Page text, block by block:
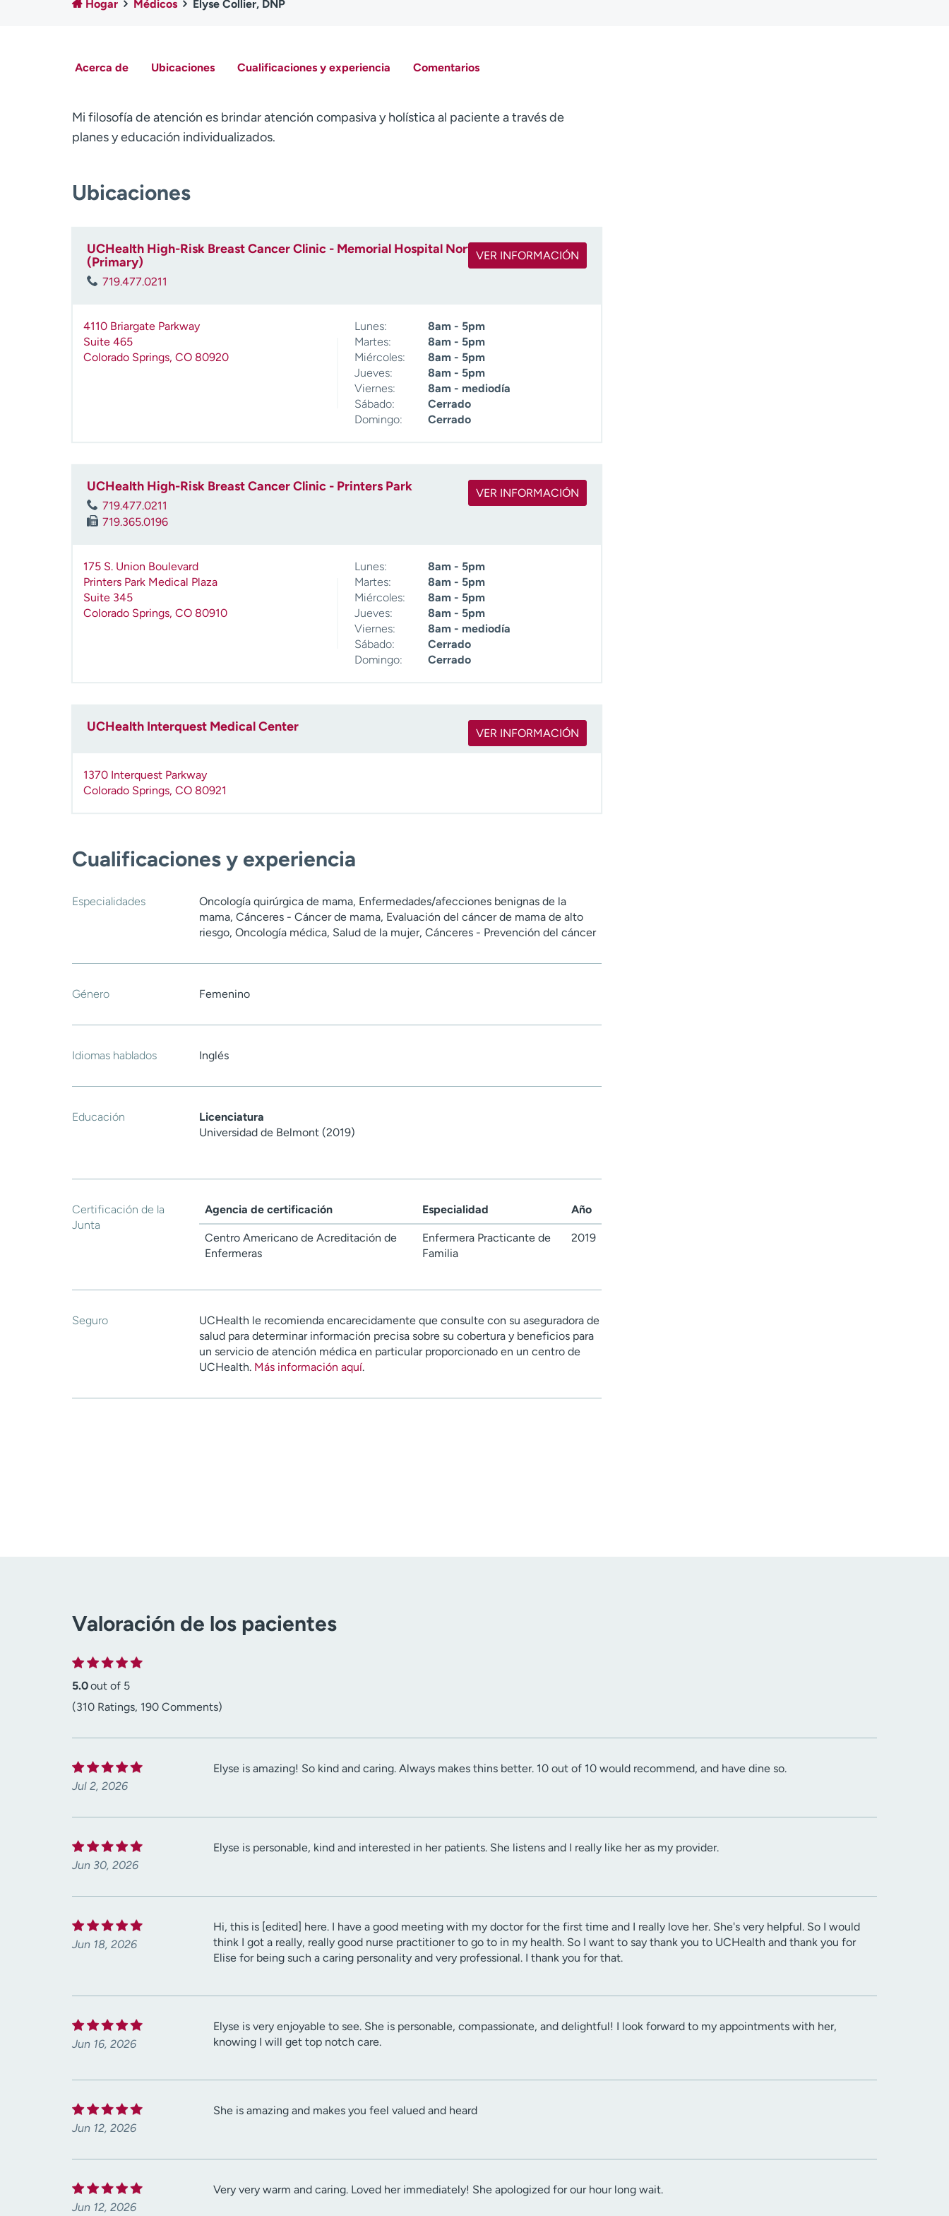
Hogar Médicos Elyse Collier, DNP
Acerca de Ubicaciones Cualificaciones y experiencia Comentarios
Mi filosofía de atención es brindar atención compasiva y holística al paciente a través de
planes y educación individualizados.
Ubicaciones
UCHealth High-Risk Breast Cancer Clinic - Memorial Hospital North
(Primary)
719.477.0211
VER INFORMACIÓN
4110 Briargate Parkway
Suite 465
Colorado Springs, CO 80920
Lunes:
8am - 5pm
Martes:
8am - 5pm
Miércoles:
8am - 5pm
Jueves:
8am - 5pm
Viernes:
8am - mediodía
Sábado:
Cerrado
Domingo:
Cerrado
UCHealth High-Risk Breast Cancer Clinic - Printers Park
719.477.0211
719.365.0196
VER INFORMACIÓN
175 S. Union Boulevard
Printers Park Medical Plaza
Suite 345
Colorado Springs, CO 80910
Lunes:
8am - 5pm
Martes:
8am - 5pm
Miércoles:
8am - 5pm
Jueves:
8am - 5pm
Viernes:
8am - mediodía
Sábado:
Cerrado
Domingo:
Cerrado
UCHealth Interquest Medical Center VER INFORMACIÓN
1370 Interquest Parkway
Colorado Springs, CO 80921
Cualificaciones y experiencia
Especialidades
Oncología quirúrgica de mama, Enfermedades/afecciones benignas de la
mama, Cánceres - Cáncer de mama, Evaluación del cáncer de mama de alto
riesgo, Oncología médica, Salud de la mujer, Cánceres - Prevención del cáncer
Género Femenino
Idiomas hablados Inglés
Educación
Licenciatura
Universidad de Belmont (2019)
Certificación de la
Junta
Agencia de certificación Especialidad Año
Centro Americano de Acreditación de
Enfermeras
Enfermera Practicante de
Familia
2019
Seguro
UCHealth le recomienda encarecidamente que consulte con su aseguradora de
salud para determinar información precisa sobre su cobertura y beneficios para
un servicio de atención médica en particular proporcionado en un centro de
UCHealth. Más información aquí.
Valoración de los pacientes
5.0out of 5
(310 Ratings, 190 Comments)
Jul 2, 2026
Elyse is amazing! So kind and caring. Always makes thins better. 10 out of 10 would recommend, and have dine so.
Jun 30, 2026
Elyse is personable, kind and interested in her patients. She listens and I really like her as my provider.
Jun 18, 2026
Hi, this is [edited] here. I have a good meeting with my doctor for the first time and I really love her. She's very helpful. So I would
think I got a really, really good nurse practitioner to go to in my health. So I want to say thank you to UCHealth and thank you for
Elise for being such a caring personality and very professional. I thank you for that.
Jun 16, 2026
Elyse is very enjoyable to see. She is personable, compassionate, and delightful! I look forward to my appointments with her,
knowing I will get top notch care.
Jun 12, 2026
She is amazing and makes you feel valued and heard
Jun 12, 2026
Very very warm and caring. Loved her immediately! She apologized for our hour long wait.